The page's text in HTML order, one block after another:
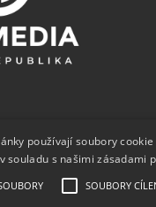
používají soubory
souladu s našimi zásadami
SOUBORY